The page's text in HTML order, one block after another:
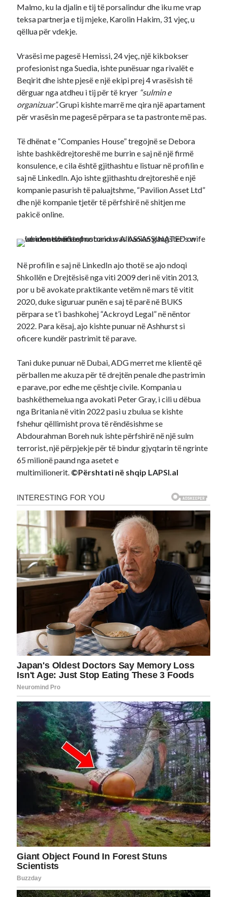
Malmo, ku la djalin e tij të porsalindur dhe iku me vrap
teksa partnerja e tij mjeke, Karolin Hakim, 31 vjeç, u
qëllua për vdekje.
Vrasësi me pagesë Hemissi, 24 vjeç, një kikbokser
profesionist nga Suedia, ishte punësuar nga rivalët e
Beqirit dhe ishte pjesë e një ekipi prej 4 vrasësish të
dërguar nga atdheu i tij për të kryer “sulmin e
organizuar”.Grupi kishte marrë me qira një apartament
për vrasësin me pagesë përpara se ta pastronte më pas.
Të dhënat e “Companies House” tregojnë se Debora
ishte bashkëdrejtoreshë me burrin e saj në një firmë
konsulence, e cila është gjithashtu e listuar në profilin e
saj në LinkedIn. Ajo ishte gjithashtu drejtoreshë e një
kompanie pasurish të paluajtshme, “Pavilion Asset Ltd”
dhe një kompanie tjetër të përfshirë në shitjen me
pakicë online.
Në profilin e saj në LinkedIn ajo thotë se ajo ndoqi
Shkollën e Drejtësisë nga viti 2009 deri në vitin 2013,
por u bë avokate praktikante vetëm në mars të vitit
2020, duke siguruar punën e saj të parë në BUKS
përpara se t’i bashkohej “Ackroyd Legal” në nëntor
2022. Para kësaj, ajo kishte punuar në Ashhurst si
oficere kundër pastrimit të parave.
Tani duke punuar në Dubai, ADG merret me klientë që
përballen me akuza për të drejtën penale dhe pastrimin
e parave, por edhe me çështje civile. Kompania u
bashkëthemelua nga avokati Peter Gray, i cili u dëbua
nga Britania në vitin 2022 pasi u zbulua se kishte
fshehur qëllimisht prova të rëndësishme se
Abdourahman Boreh nuk ishte përfshirë në një sulm
terrorist, një përpjekje për të bindur gjyqtarin të ngrinte
65 milionë paund nga asetet e
multimilionerit. ©Përshtati në shqip LAPSI.al